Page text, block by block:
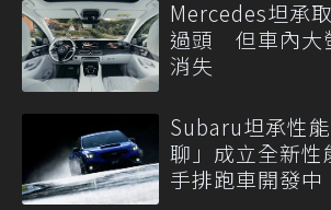
Mercedes坦承
過頭 但車內大
消失
Subaru坦承性
聊」成立全新性
手排跑車開發中